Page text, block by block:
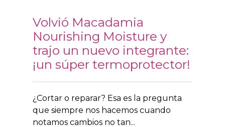
Volvió Macadamia
Nourishing Moisture y
trajo un nuevo integrante:
¡un súper termoprotector!
¿Cortar o reparar? Esa es la pregunta
que siempre nos hacemos cuando
notamos cambios no tan...